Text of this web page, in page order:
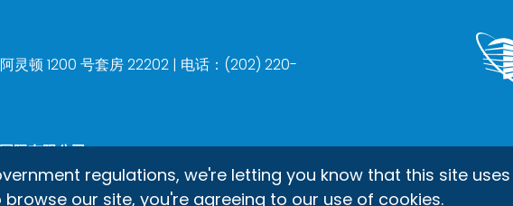
灵顿 1200 号套房 22202 | 电话：(202) 220-
际有限公司
regulations, we're letting you know that this site uses
our site, you're agreeing to our use of cookies.